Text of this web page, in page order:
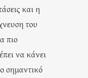
και η
του
πιο
να κάνει
σημαντικό